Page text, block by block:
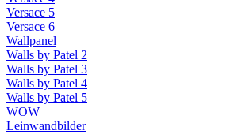
Versace 5
Versace 6
Wallpanel
Walls by Patel 2
Walls by Patel 3
Walls by Patel 4
Walls by Patel 5
WOW
Leinwandbilder